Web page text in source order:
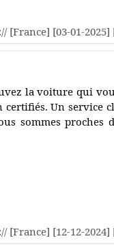
:// [France] [03-01-2025]
la voiture qui
Un service
sommes proches
:// [France] [12-12-2024]